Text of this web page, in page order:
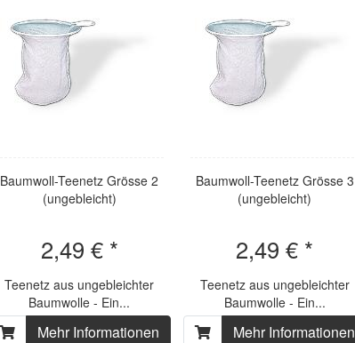
Baumwoll-Teenetz Grösse 2
(ungebleicht)
2,49 € *
Teenetz aus ungebleichter
Baumwolle - Ein...
Mehr Informationen
Baumwoll-Teenetz Grösse 3
(ungebleicht)
2,49 € *
Teenetz aus ungebleichter
Baumwolle - Ein...
Mehr Informationen